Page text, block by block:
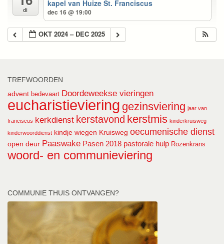
di
kapel van Huize St. Franciscus
dec 16 @ 19:00
OKT 2024 – DEC 2025
TREFWOORDEN
advent bedevaart Doordeweekse vieringen
eucharistieviering gezinsviering jaar van
franciscus kerkdienst kerstavond kerstmis kinderkruisweg
kinderwoorddienst kindje wiegen Kruisweg oecumenische dienst
open deur Paaswake Pasen 2018 pastorale hulp Rozenkrans
woord- en communieviering
COMMUNIE THUIS ONTVANGEN?